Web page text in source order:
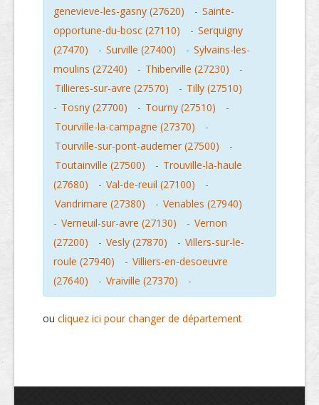
genevieve-les-gasny (27620)
- Sainte-
opportune-du-bosc (27110)
- Serquigny
(27470)
- Surville (27400) - Sylvains-les-
moulins (27240)
- Thiberville (27230)
-
Tillieres-sur-avre (27570)
- Tilly (27510)
- Tosny (27700) - Tourny (27510)
-
Tourville-la-campagne (27370)
-
Tourville-sur-pont-audemer (27500)
-
Toutainville (27500)
- Trouville-la-haule
(27680)
- Val-de-reuil (27100)
-
Vandrimare (27380)
- Venables (27940)
- Verneuil-sur-avre (27130) - Vernon
(27200)
- Vesly (27870) - Villers-sur-le-
roule (27940)
- Villiers-en-desoeuvre
(27640)
- Vraiville (27370) -
ou cliquez ici pour changer de département